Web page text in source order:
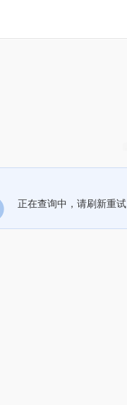
正在查询中，请刷新重试